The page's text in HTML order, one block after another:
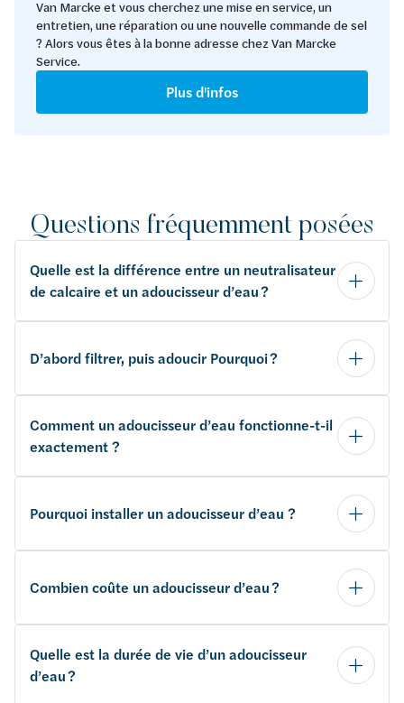
Van Marcke et vous cherchez une mise en service, un
entretien, une réparation ou une nouvelle commande de sel
? Alors vous êtes à la bonne adresse chez Van Marcke
Service.
Plus d'infos
Questions fréquemment posées
Quelle est la différence entre un neutralisateur
de calcaire et un adoucisseur d’eau ?
D’abord filtrer, puis adoucir Pourquoi ?
Comment un adoucisseur d’eau fonctionne-t-il
exactement ?
Pourquoi installer un adoucisseur d’eau ?
Combien coûte un adoucisseur d’eau ?
Quelle est la durée de vie d’un adoucisseur
d’eau ?